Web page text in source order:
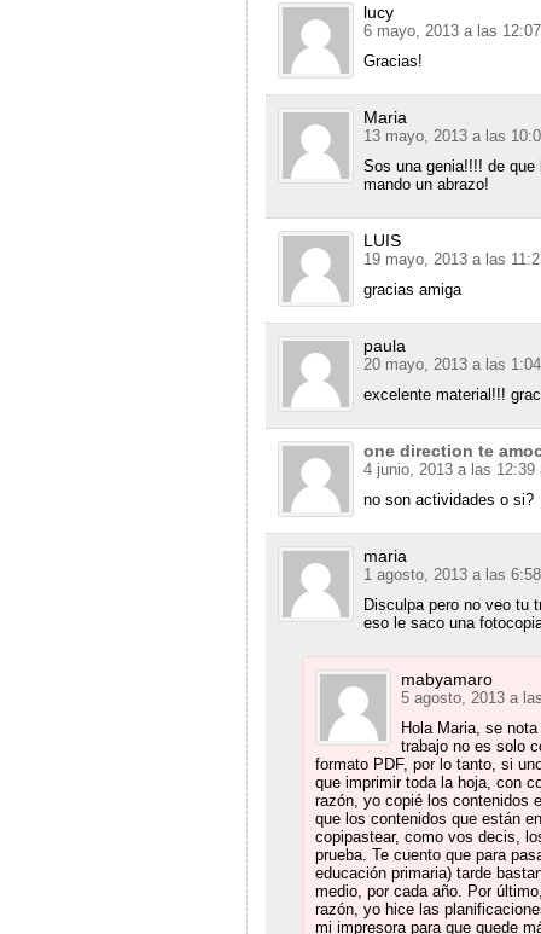
lucy
6 mayo, 2013 a las
Gracias!
Maria
13 mayo, 2013 a las
Sos una genia!!!! de que
mando un abrazo!
LUIS
19 mayo, 2013 a las
gracias amiga
paula
20 mayo, 2013 a las
excelente material!!!
one direction te
4 junio, 2013 a las 12:39
no son actividades o si?
maria
1 agosto, 2013 a las
Disculpa pero no veo tu
eso le saco una
mabyamaro
5 agosto, 2013 a
Hola Maria, se
trabajo no es solo
formato PDF, por lo tanto, si
que imprimir toda la hoja, con
razón, yo copié los contenidos
que los contenidos que están
copipastear, como vos decis,
prueba. Te cuento que para
educación primaria) tarde
medio, por cada año. Por
razón, yo hice las
mi impresora para que quede